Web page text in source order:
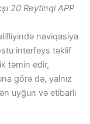
20 Reytinqi APP
naviqasiya
interfeys təklif
təmin edir,
görə də, yalnız
uyğun və etibarlı